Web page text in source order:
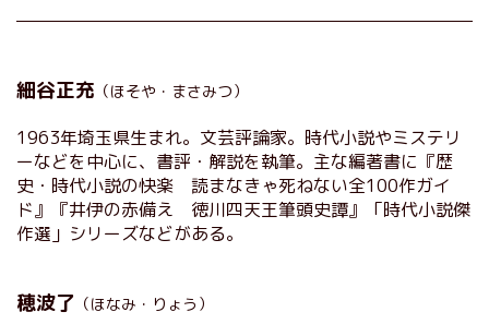
細谷正充 （ほそや・まさみつ）
1963年埼玉県生まれ。文芸評論家。時代小説やミステリ
ーなどを中心に、書評・解説を執筆。主な編著書に『歴
史・時代小説の快楽 読まなきゃ死ねない全100作ガイ
ド』『井伊の赤備え 徳川四天王筆頭史譚』「時代小説傑
作選」シリーズなどがある。
穂波了 （ほなみ・りょう）